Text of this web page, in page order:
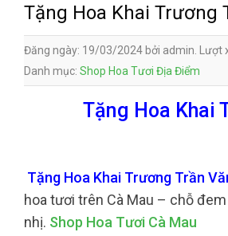
Tặng Hoa Khai Trương
Đăng ngày: 19/03/2024 bởi admin. Lượt
Danh mục: Shop Hoa Tươi Địa Điểm
Tặng Hoa Khai
Tặng Hoa Khai Trương Trần
hoa tươi trên Cà Mau – chỗ
nhị. Shop Hoa Tươi Cà Mau